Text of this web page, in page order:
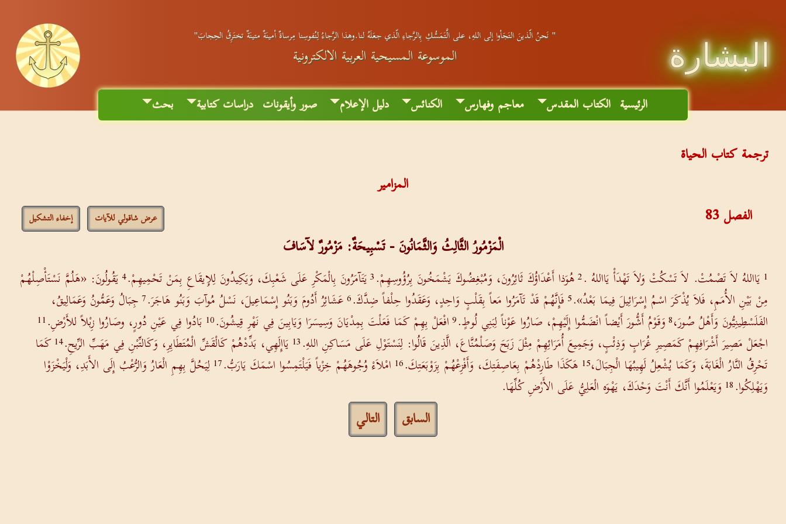
البشارة
" نَحنُ الّذينَ التَجَأوا إلى اللهِ، على الَّتَمَسُّكِ بِالرَّجاءِ الّذي جعَلَهُ لنا.وهذا الرَّجاءُ لِنُفوسِنا مِرساةٌ أمينَةٌ متينَةٌ تختَرِقُ الحِجابَ"
الموسوعة المسيحية العربية الالكترونية
الرئيسية الكتاب المقدس معاجم وفهارس الكنائس دليل الإعلام صور وأيقونات دراسات كتابية بحث
ترجمة كتاب الحياة
المزامير
الفصل83 عرض شاقولي للآيات إخفاء التشكيل
الْمَزْمُورُ الثَّالِثُ وَالثَّمَانُونَ - تَسْبِيحَةٌ: مَزْمُورٌ لآسَافَ
1 يَااللهُ لاَ تَصْمُتْ. لاَ تَسْكُتْ وَلاَ تَهْدَأْ يَااللهُ .2هُوَذا أَعْدَاؤُكَ ثَائِرُونَ، وَمُبْغِضُوكَ يَشْمَخُونَ بِرُؤُوسِهِمْ.3يَتَآمَرُونَ بِالْمَكْرِ عَلَى شَعْبِكَ، وَيَكِيدُونَ لِلإِيقَاعِ بِمَنْ تَحْمِيهِمْ.4 يَقُولُونَ: «هَلُمَّ نَسْتَأْصِلْهُمْ
مِنْ بَيْنِ الأُمَمِ، فَلاَ يُذْكَرَ اسْمُ إِسْرَائِيلَ فِيمَا بَعْدُ».5 فَإِنَّهُمْ قَدْ تَآمَرُوا مَعاً بِقَلْبٍ وَاحِدٍ، وَعَقَدُوا حِلْفاً ضِدَّكَ.6عَشَائِرُ أَدُومَ وَبَنُو إِسْمَاعِيلَ، نَسْلُ مُوآبَ وَبَنُو هَاجَرَ.7 جِبَالُ وَعَمُّونُ وَعَمَالِيقُ،
الفَلَسْطِينِيُّونَ وَأَهْلُ صُورَ،8وَقَوْمُ أَشُّورَ أَيْضاً انْضَمُّوا إِلَيْهِمْ، صَارُوا عَوْناً لِبَنِي لُوطٍ.9افْعَلْ بِهِمْ كَمَا فَعَلْتَ بِمِدْيَانَ وَسِيسَرَا وَيَابِينَ فِي نَهْرِ قِيشُونَ.10 بَادُوا فِي عَيْنِ دُورٍ، وصَارُوا زِبْلاً للأَرْضِ.11
اجْعَلْ مَصِيرَ أَشْرَافِهِمْ كَمَصِيرِ غُرَابٍ وَذِئْبٍ، وَجَمِيعَ أُمَرَائِهِمْ مِثْلَ زَبَحَ وَصَلْمُنَّاعَ، الَّذِينَ قَالُوا: لِنَسْتَوْلِ عَلَى مَسَاكِنِ اللهِ.13 يَاإِلَهِي، بَدِّدْهُمْ كَالْقَشِّ الْمُتَطَايِرِ، وَكَالتِّبْنِ فِي مَهَبِّ الرِّيحِ.14 كَمَا
تَحْرِقُ النَّارُ الْغَابَةَ، وَكَمَا يُشْعِلُ لَهِيبُهَا الْجِبَالَ،15 هَكَذَا طَارِدْهُمْ بِعَاصِفَتِكَ، وَأَفْزِعْهُمْ بِزَوْبَعَتِكَ.16 امْلاَءْ وُجُوهَهُمْ خِزْياً فَيَلْتَمِسُوا اسْمَكَ يَارَبُّ.17 لِيَحُلَّ بِهِمِ الْعَارُ وَالرُّعْبُ إِلَى الأَبَدِ، وَلْيَخْزَوْا
وَيَهْلِكُوا.18 وَيَعْلَمُوا أَنَّكَ أَنْتَ وَحْدَكَ، يَهْوَه الْعَلِيُّ عَلَى الأَرْضِ كُلِّهَا.
السابق التالي